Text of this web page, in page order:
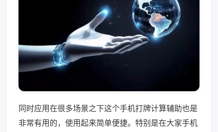
同时应用在很多场景之下这个手机打牌计算辅助也是
非常有用的，使用起来简单便捷。特别是在大家手机